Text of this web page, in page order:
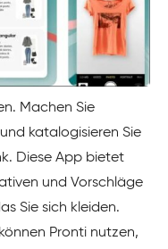
Machen Sie
katalogisieren Sie
Diese App bietet
und Vorschläge
Sie sich kleiden.
Pronti nutzen,